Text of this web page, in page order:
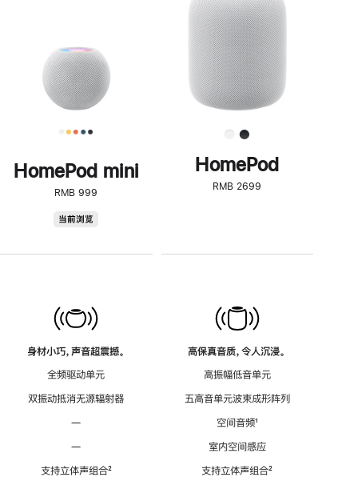
HomePod mini
RMB 999
当前浏览
身材小巧，声音超震撼。
全频驱动单元
双振动抵消无源辐射器
—
—
支持立体声组合脚
²
了
解
HomePod<
HomePod
RMB 2699
高保真音质，令人沉浸。
高振幅低音单元
五高音单元波束成形阵列
空间音频脚
¹
室内空间感应
支持立体声组合脚
²